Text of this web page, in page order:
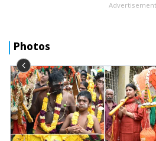
Advertisement
Photos